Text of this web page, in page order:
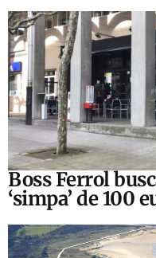
Boss Ferrol
‘simpa’ de 100